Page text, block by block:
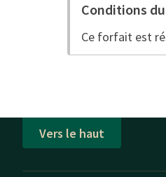
Conditions
Ce forfait est
Vers le haut